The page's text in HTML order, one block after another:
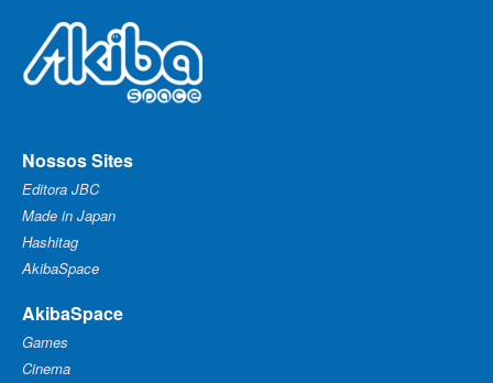
Nossos Sites
Editora JBC
Made in Japan
Hashitag
AkibaSpace
AkibaSpace
Games
Cinema